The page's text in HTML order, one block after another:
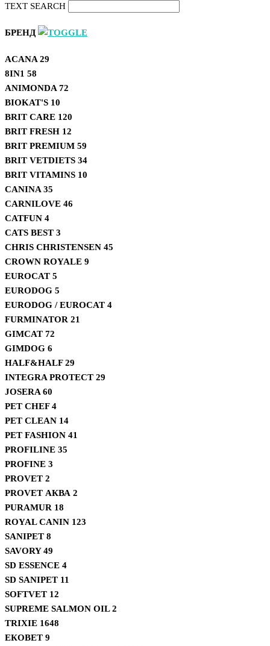
TEXT SEARCH
БРЕНД
ACANA 29
8IN1 58
ANIMONDA 72
BIOKAT'S 10
BRIT CARE 120
BRIT FRESH 12
BRIT PREMIUM 59
BRIT VETDIETS 34
BRIT VITAMINS 10
CANINA 35
CARNILOVE 46
CATFUN 4
CATS BEST 3
CHRIS CHRISTENSEN 45
CROWN ROYALE 9
EUROCAT 5
EURODOG 5
EURODOG / EUROCAT 4
FURMINATOR 21
GIMCAT 72
GIMDOG 6
HALF&HALF29
INTEGRA PROTECT 29
JOSERA 60
PET CHEF4
PET CLEAN 14
PET FASHION 41
PROFILINE 35
PROFINE 3
PROVET 2
PROVET АКВА 2
PURAMUR 18
ROYAL CANIN 123
SANIPET 8
SAVORY49
SD ESSENCE 4
SD SANIPET 11
SOFTVET 12
SUPREME SALMON OIL2
TRIXIE 1648
ЕКОВЕТ 9